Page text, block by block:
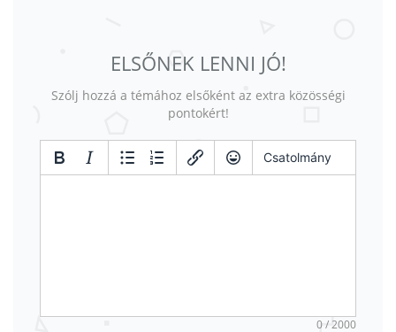
ELSŐNEK LENNI JÓ!
Szólj hozzá a témához elsőként az extra közösségi
pontokért!
Csatolmány
0 / 2000